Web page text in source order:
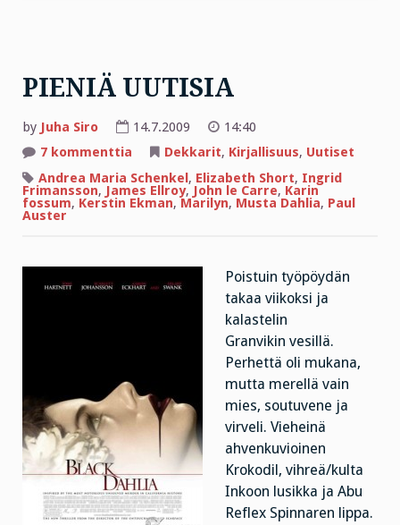
PIENIÄ UUTISIA
by Juha Siro 14.7.2009
14:40
7 kommenttia artikkeliin
UUTISIA
Dekkarit, Kirjallisuus, Uutiset
Andrea Maria Schenkel , Elizabeth Short, Ingrid
Frimansson, James Ellroy, John le Carre, Karin
fossum, Kerstin Ekman, Marilyn, Musta Dahlia, Paul
Auster
Poistuin työpöydän
takaa viikoksi ja
kalastelin
Granvikin vesillä.
Perhettä oli mukana,
mutta merellä vain
mies, soutuvene ja
virveli. Vieheinä
ahvenkuvioinen
Krokodil, vihreä/kulta
Inkoon lusikka ja Abu
Reflex Spinnaren lippa.